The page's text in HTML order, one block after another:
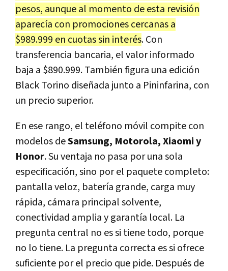
pesos, aunque al momento de esta revisión
aparecía con promociones cercanas a
$989.999 en cuotas sin interés. Con
transferencia bancaria, el valor informado
baja a $890.999. También figura una edición
Black Torino diseñada junto a Pininfarina, con
un precio superior.
En ese rango, el teléfono móvil compite con
modelos deSamsung, Motorola, Xiaomi y
Honor. Su ventaja no pasa por una sola
especificación, sino por el paquete completo:
pantalla veloz, batería grande, carga muy
rápida, cámara principal solvente,
conectividad amplia y garantía local. La
pregunta central no es si tiene todo, porque
no lo tiene. La pregunta correcta es si ofrece
suficiente por el precio que pide. Después de